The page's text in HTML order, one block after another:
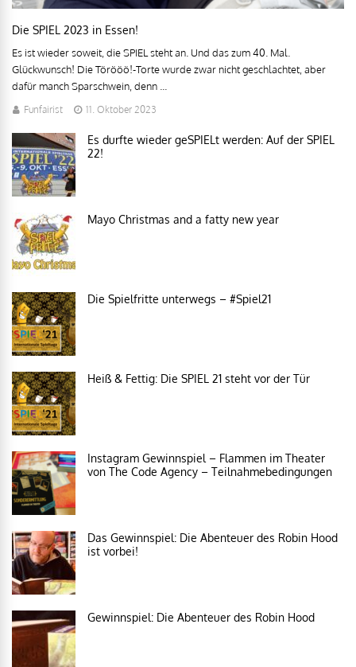
Die SPIEL 2023 in Essen!
Es ist wieder soweit, die SPIEL steht an. Und das zum 40. Mal.
Glückwunsch! Die Törööö!-Torte wurde zwar nicht geschlachtet, aber
dafür manch Sparschwein, denn ...
Funfairist 11. Oktober 2023
Es durfte wieder geSPIELt werden: Auf der SPIEL
22!
Mayo Christmas and a fatty new year
Die Spielfritte unterwegs – #Spiel21
Heiß & Fettig: Die SPIEL 21 steht vor der Tür
Instagram Gewinnspiel – Flammen im Theater
von The Code Agency – Teilnahmebedingungen
Das Gewinnspiel: Die Abenteuer des Robin Hood
ist vorbei!
Gewinnspiel: Die Abenteuer des Robin Hood